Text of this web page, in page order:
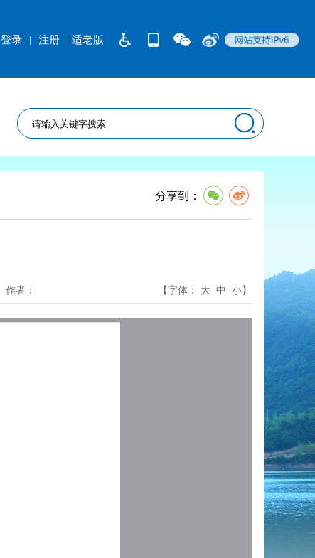
| 适老版
登录 | 注册
分享到：
作者： 【字体： 大 中 小】